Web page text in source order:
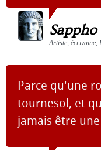
Sappho
Artiste, écrivaine,
Parce qu'une
tournesol, et
jamais être